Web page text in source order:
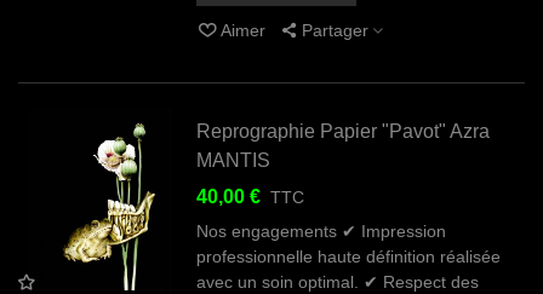
Aimer Partager
Reprographie Papier "Pavot" Azra
MANTIS
40,00 € TTC
Nos engagements ✔ Impression
professionnelle haute définition réalisée
avec un soin optimal. ✔ Respect des